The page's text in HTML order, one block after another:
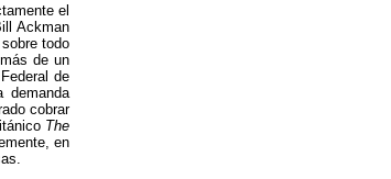
el
Ackman
todo
de un
de
demanda
cobrar
The
en